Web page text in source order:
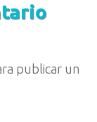
publicar un